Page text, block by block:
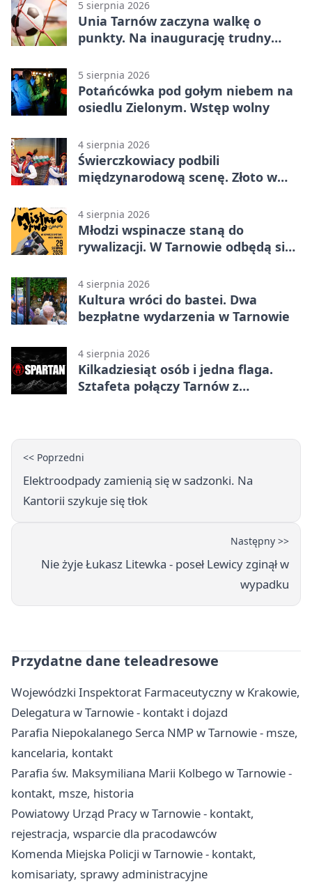
5 sierpnia 2026
Unia Tarnów zaczyna walkę o
punkty. Na inaugurację trudny
5 sierpnia 2026
Potańcówka pod gołym niebem na
osiedlu Zielonym. Wstęp wolny
4 sierpnia 2026
Świerczkowiacy podbili
międzynarodową scenę. Złoto w
4 sierpnia 2026
Młodzi wspinacze staną do
rywalizacji. W Tarnowie odbędą się
4 sierpnia 2026
Kultura wróci do bastei. Dwa
bezpłatne wydarzenia w Tarnowie
4 sierpnia 2026
Kilkadziesiąt osób i jedna flaga.
Sztafeta połączy Tarnów z
<< Poprzedni
Elektroodpady zamienią się w sadzonki. Na
Kantorii szykuje się tłok
Następny >>
Nie żyje Łukasz Litewka - poseł Lewicy zginął w
wypadku
Przydatne dane teleadresowe
Wojewódzki Inspektorat Farmaceutyczny w Krakowie,
Delegatura w Tarnowie - kontakt i dojazd
Parafia Niepokalanego Serca NMP w Tarnowie - msze,
kancelaria, kontakt
Parafia św. Maksymiliana Marii Kolbego w Tarnowie -
kontakt, msze, historia
Powiatowy Urząd Pracy w Tarnowie - kontakt,
rejestracja, wsparcie dla pracodawców
Komenda Miejska Policji w Tarnowie - kontakt,
komisariaty, sprawy administracyjne